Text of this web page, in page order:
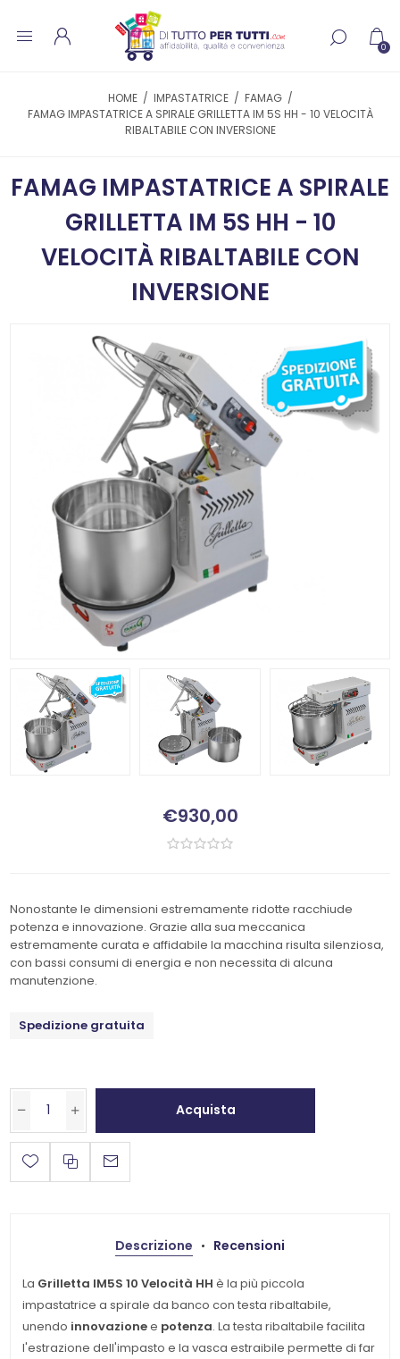
0
HOME / IMPASTATRICE / FAMAG /
FAMAG IMPASTATRICE A SPIRALE GRILLETTA IM 5S HH - 10 VELOCITÀ
RIBALTABILE CON INVERSIONE
FAMAG IMPASTATRICE A SPIRALE
GRILLETTA IM 5S HH - 10
VELOCITÀ RIBALTABILE CON
INVERSIONE
€930,00
Nonostante le dimensioni estremamente ridotte racchiude
potenza e innovazione. Grazie alla sua meccanica
estremamente curata e affidabile la macchina risulta silenziosa,
con bassi consumi di energia e non necessita di alcuna
manutenzione.
Spedizione gratuita
Acquista
Descrizione Recensioni
La Grilletta IM5S 10 Velocità HH è la più piccola
impastatrice a spirale da banco con testa ribaltabile,
unendo innovazionee potenza. La testa ribaltabile facilita
l'estrazione dell'impasto e la vasca estraibile permette di far